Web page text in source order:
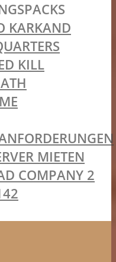
KARKAND
KILL
MIETEN
COMPANY 2